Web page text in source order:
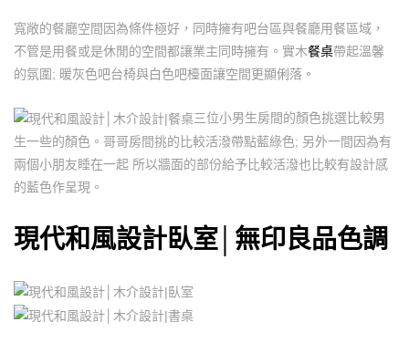
寬敞的餐廳空間因為條件極好，同時擁有吧台區與餐廳用餐區域，
不管是用餐或是休閒的空間都讓業主同時擁有。實木餐桌帶起溫馨
的氛圍; 暖灰色吧台椅與白色吧檯面讓空間更顯俐落。
三位小男生房間的顏色挑選比較男
生一些的顏色。哥哥房間挑的比較活潑帶點藍綠色; 另外一間因為有
兩個小朋友睡在一起 所以牆面的部份給予比較活潑也比較有設計感
的藍色作呈現。
現代和風設計臥室│無印良品色調